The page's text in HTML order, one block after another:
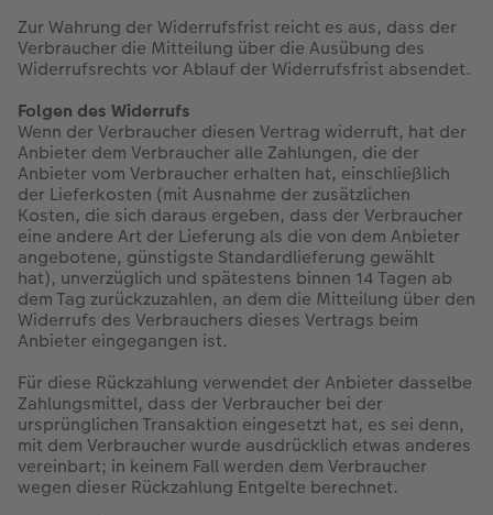
Zur Wahrung der Widerrufsfrist reicht es aus, dass der
Verbraucher die Mitteilung über die Ausübung des
Widerrufsrechts vor Ablauf der Widerrufsfrist absendet.
Folgen des Widerrufs
Wenn der Verbraucher diesen Vertrag widerruft, hat der
Anbieter dem Verbraucher alle Zahlungen, die der
Anbieter vom Verbraucher erhalten hat, einschließlich
der Lieferkosten (mit Ausnahme der zusätzlichen
Kosten, die sich daraus ergeben, dass der Verbraucher
eine andere Art der Lieferung als die von dem Anbieter
angebotene, günstigste Standardlieferung gewählt
hat), unverzüglich und spätestens binnen 14 Tagen ab
dem Tag zurückzuzahlen, an dem die Mitteilung über den
Widerrufs des Verbrauchers dieses Vertrags beim
Anbieter eingegangen ist.
Für diese Rückzahlung verwendet der Anbieter dasselbe
Zahlungsmittel, dass der Verbraucher bei der
ursprünglichen Transaktion eingesetzt hat, es sei denn,
mit dem Verbraucher wurde ausdrücklich etwas anderes
vereinbart; in keinem Fall werden dem Verbraucher
wegen dieser Rückzahlung Entgelte berechnet.